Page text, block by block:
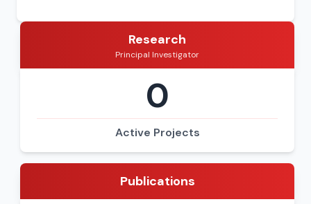
Research
Principal Investigator
0
Active Projects
Publications